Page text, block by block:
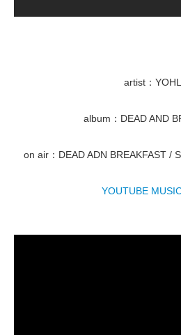
artist：
album：DEAD AND
on air：DEAD ADN BREAKFAST /
YOUTUBE